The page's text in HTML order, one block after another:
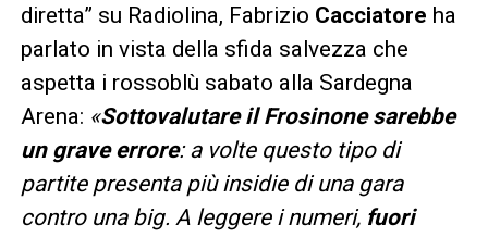
diretta” su Radiolina, Fabrizio Cacciatore ha
parlato in vista della sfida salvezza che
aspetta i rossoblù sabato alla Sardegna
Arena: «Sottovalutare il Frosinone sarebbe
un grave errore: a volte questo tipo di
partite presenta più insidie di una gara
contro una big. A leggere i numeri, fuori